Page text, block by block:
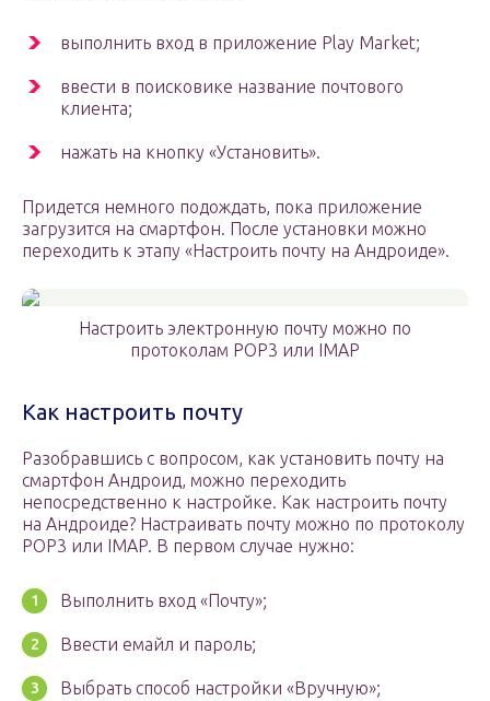
выполнить вход в приложение Play Market;
ввести в поисковике название почтового
клиента;
нажать на кнопку «Установить».
Придется немного подождать, пока приложение
загрузится на смартфон. После установки можно
переходить к этапу «Настроить почту на Андроиде».
Настроить электронную почту можно по
протоколам POP3 или IMAP
Как настроить почту
Разобравшись с вопросом, как установить почту на
смартфон Андроид, можно переходить
непосредственно к настройке. Как настроить почту
на Андроиде? Настраивать почту можно по протоколу
POP3 или IMAP. В первом случае нужно:
Выполнить вход «Почту»;
Ввести емайл и пароль;
Выбрать способ настройки «Вручную»;